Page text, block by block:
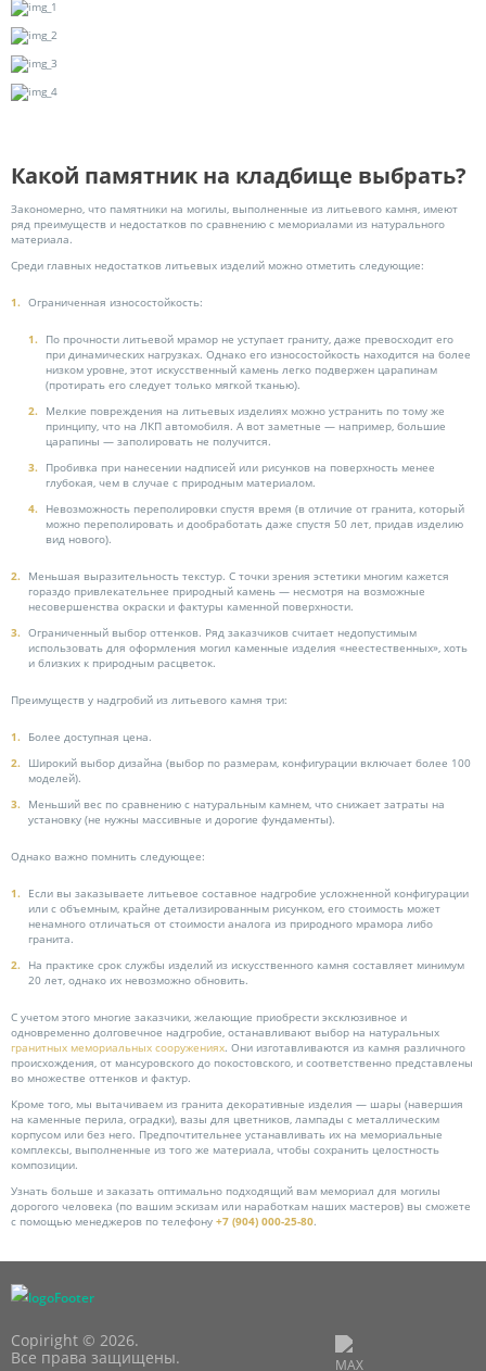
Какой памятник на кладбище выбрать?
Закономерно, что памятники на могилы, выполненные из литьевого камня, имеют
ряд преимуществ и недостатков по сравнению с мемориалами из натурального
материала.
Среди главных недостатков литьевых изделий можно отметить следующие:
Ограниченная износостойкость:
По прочности литьевой мрамор не уступает граниту, даже превосходит его
при динамических нагрузках. Однако его износостойкость находится на более
низком уровне, этот искусственный камень легко подвержен царапинам
(протирать его следует только мягкой тканью).
Мелкие повреждения на литьевых изделиях можно устранить по тому же
принципу, что на ЛКП автомобиля. А вот заметные — например, большие
царапины — заполировать не получится.
Пробивка при нанесении надписей или рисунков на поверхность менее
глубокая, чем в случае с природным материалом.
Невозможность переполировки спустя время (в отличие от гранита, который
можно переполировать и дообработать даже спустя 50 лет, придав изделию
вид нового).
Меньшая выразительность текстур. С точки зрения эстетики многим кажется
гораздо привлекательнее природный камень — несмотря на возможные
несовершенства окраски и фактуры каменной поверхности.
Ограниченный выбор оттенков. Ряд заказчиков считает недопустимым
использовать для оформления могил каменные изделия «неестественных», хоть
и близких к природным расцветок.
Преимуществ у надгробий из литьевого камня три:
Более доступная цена.
Широкий выбор дизайна (выбор по размерам, конфигурации включает более 100
моделей).
Меньший вес по сравнению с натуральным камнем, что снижает затраты на
установку (не нужны массивные и дорогие фундаменты).
Однако важно помнить следующее:
Если вы заказываете литьевое составное надгробие усложненной конфигурации
или с объемным, крайне детализированным рисунком, его стоимость может
ненамного отличаться от стоимости аналога из природного мрамора либо
гранита.
На практике срок службы изделий из искусственного камня составляет минимум
20 лет, однако их невозможно обновить.
С учетом этого многие заказчики, желающие приобрести эксклюзивное и
одновременно долговечное надгробие, останавливают выбор на натуральных
гранитных мемориальных сооружениях. Они изготавливаются из камня различного
происхождения, от мансуровского до покостовского, и соответственно представлены
во множестве оттенков и фактур.
Кроме того, мы вытачиваем из гранита декоративные изделия — шары (навершия
на каменные перила, оградки), вазы для цветников, лампады с металлическим
корпусом или без него. Предпочтительнее устанавливать их на мемориальные
комплексы, выполненные из того же материала, чтобы сохранить целостность
композиции.
Узнать больше и заказать оптимально подходящий вам мемориал для могилы
дорогого человека (по вашим эскизам или наработкам наших мастеров) вы сможете
с помощью менеджеров по телефону +7 (904) 000-25-80.
Copiright © 2026.
Все права защищены.